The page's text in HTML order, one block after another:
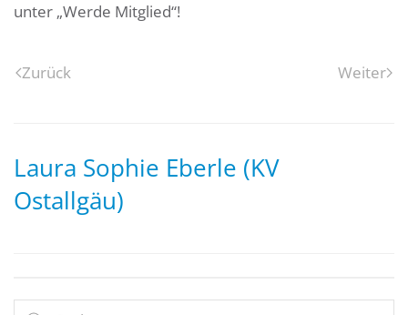
unter „Werde Mitglied“!
Zurück Weiter
Laura Sophie Eberle (KV
Ostallgäu)